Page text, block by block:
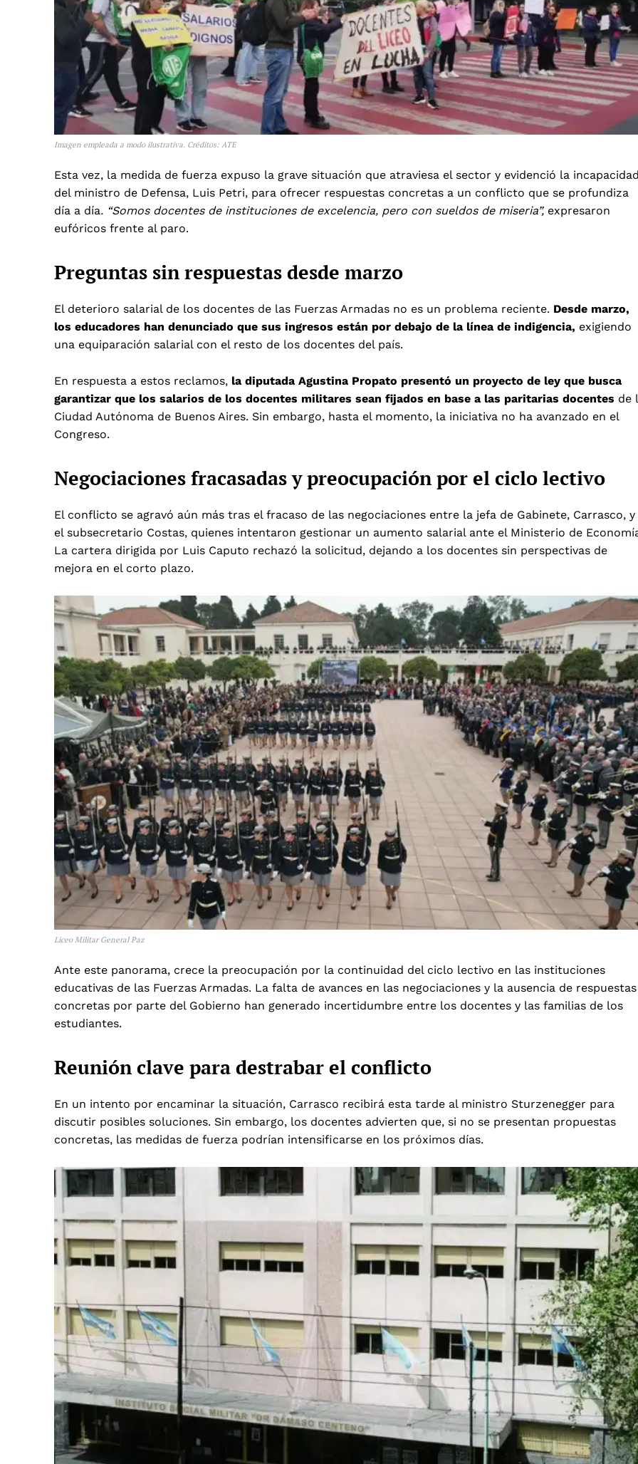
Imagen empleada a modo ilustrativa. Créditos: ATE
Esta vez, la medida de fuerza expuso la grave situación que atraviesa el sector y evidenció la
del ministro de Defensa, Luis Petri, para ofrecer respuestas concretas a un conflicto que se profundiza
día a día. “Somos docentes de instituciones de excelencia, pero con sueldos de miseria”, expresaron
eufóricos frente al paro.
Preguntas sin respuestas desde marzo
El deterioro salarial de los docentes de las Fuerzas Armadas no es un problema reciente. Desde marzo,
los educadores han denunciado que sus ingresos están por debajo de la línea de indigencia, exigiendo
una equiparación salarial con el resto de los docentes del país.
En respuesta a estos reclamos, la diputada Agustina Propato presentó un proyecto de ley que busca
garantizar que los salarios de los docentes militares sean fijados en base a las paritarias docentes de
Ciudad Autónoma de Buenos Aires. Sin embargo, hasta el momento, la iniciativa no ha avanzado en el
Congreso.
Negociaciones fracasadas y preocupación por el ciclo lectivo
El conflicto se agravó aún más tras el fracaso de las negociaciones entre la jefa de Gabinete, Carrasco, y
el subsecretario Costas, quienes intentaron gestionar un aumento salarial ante el Ministerio de
La cartera dirigida por Luis Caputo rechazó la solicitud, dejando a los docentes sin perspectivas de
mejora en el corto plazo.
Liceo Militar General Paz
Ante este panorama, crece la preocupación por la continuidad del ciclo lectivo en las instituciones
educativas de las Fuerzas Armadas. La falta de avances en las negociaciones y la ausencia de respuestas
concretas por parte del Gobierno han generado incertidumbre entre los docentes y las familias de los
estudiantes.
Reunión clave para destrabar el conflicto
En un intento por encaminar la situación, Carrasco recibirá esta tarde al ministro Sturzenegger para
discutir posibles soluciones. Sin embargo, los docentes advierten que, si no se presentan propuestas
concretas, las medidas de fuerza podrían intensificarse en los próximos días.